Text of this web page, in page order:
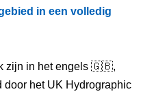
in een volledig
zijn in het engels 🇬🇧,
door het UK Hydrographic